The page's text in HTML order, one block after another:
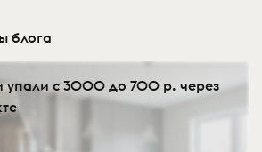
блога
упали с 3000 до 700 р. через